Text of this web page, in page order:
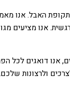
האבל. אנו
מציעים מגוון
אנו דואגים
ולרצונות